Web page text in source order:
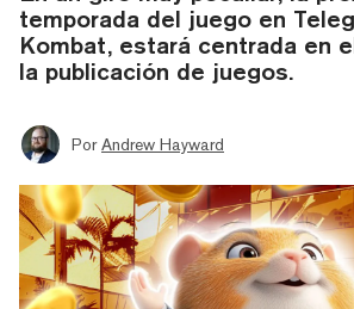
temporada del juego en
Kombat, estará centrada en
la publicación de juegos.
Por Andrew Hayward